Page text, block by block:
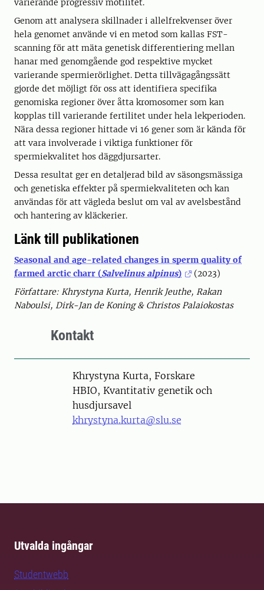
varierande progressiv motilitet.
Genom att analysera skillnader i allelfrekvenser över
hela genomet använde vi en metod som kallas FST-
scanning för att mäta genetisk differentiering mellan
hanar med genomgående god respektive mycket
varierande spermierörlighet. Detta tillvägagångssätt
gjorde det möjligt för oss att identifiera specifika
genomiska regioner över åtta kromosomer som kan
kopplas till varierande fertilitet under hela lekperioden.
Nära dessa regioner hittade vi 16 gener som är kända för
att vara involverade i viktiga funktioner för
spermiekvalitet hos däggdjursarter.
Dessa resultat ger en detaljerad bild av säsongsmässiga
och genetiska effekter på spermiekvaliteten och kan
användas för att vägleda beslut om val av avelsbestånd
och hantering av kläckerier.
Länk till publikationen
Seasonal and age-related changes in sperm quality of
farmed arctic charr (Salvelinus alpinus)
(2023)
Författare: Khrystyna Kurta, Henrik Jeuthe, Rakan
Naboulsi, Dirk-Jan de Koning & Christos Palaiokostas
Kontakt
PersonKhrystyna Kurta, Forskare
HBIO, Kvantitativ genetik och
husdjursavel
khrystyna.kurta@slu.se
Utvalda ingångar
Studentwebb